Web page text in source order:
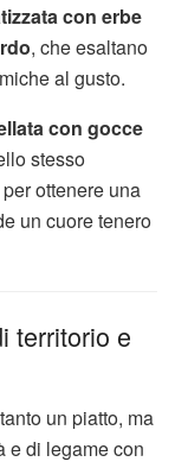
con erbe
, che esaltano
al gusto.
con gocce
stesso
per ottenere una
un cuore tenero
territorio e
un piatto, ma
e di legame con